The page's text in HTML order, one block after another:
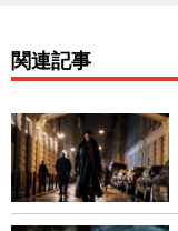
関連記事